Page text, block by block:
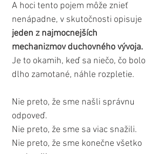
A hoci tento pojem môže znieť
nenápadne, v skutočnosti opisuje
jeden z najmocnejších
mechanizmov duchovného vývoja.
Je to okamih, keď sa niečo, čo bolo
dlho zamotané, náhle rozpletie.
Nie preto, že sme našli správnu
odpoveď.
Nie preto, že sme sa viac snažili.
Nie preto, že sme konečne všetko